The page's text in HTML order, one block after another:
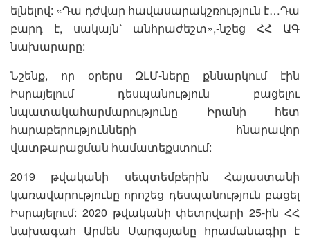
ելնելով: «Դա դժվար հավասարակշռություն է…Դա
բարդ է, սակայն՝ անհրաժեշտ»,-նշեց ՀՀ ԱԳ
նախարարը:
Նշենք, որ օրերս ԶԼՄ-ները քննարկում էին
Իսրայելում դեսպանություն բացելու
նպատակահարմարությունը Իրանի հետ
հարաբերությունների հնարավոր
վատթարացման համատեքստում:
2019 թվականի սեպտեմբերին Հայաստանի
կառավարությունը որոշեց դեսպանություն բացել
Իսրայելում: 2020 թվականի փետրվարի 25-ին ՀՀ
նախագահ Արմեն Սարգսյանը հրամանագիր է